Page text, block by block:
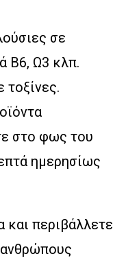
σε
Β6, Ω3 κλπ.
στο φως του
ημερησίως
και περιβάλλετε